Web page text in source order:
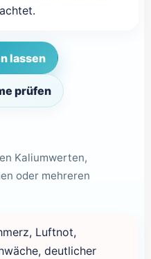
lassen
prüfen
Kaliumwerten,
oder mehreren
Luftnot,
deutlicher